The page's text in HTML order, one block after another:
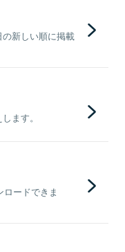
新しい順に掲載
ます。
ードできま